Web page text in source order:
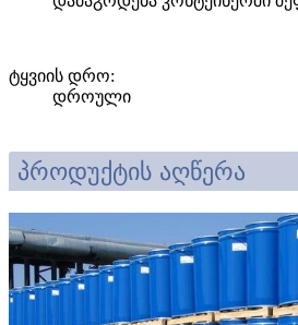
ტყვიის დრო:
დროული
პროდუქტის აღწერა